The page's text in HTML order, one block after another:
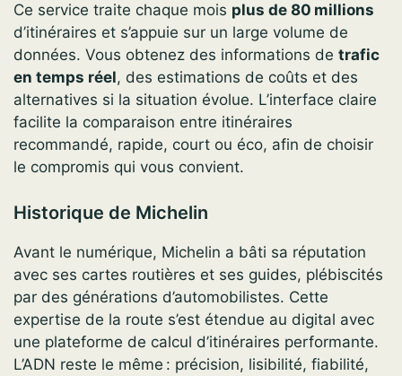
Ce service traite chaque mois plus de 80 millions
d’itinéraires et s’appuie sur un large volume de
données. Vous obtenez des informations de trafic
en temps réel, des estimations de coûts et des
alternatives si la situation évolue. L’interface claire
facilite la comparaison entre itinéraires
recommandé, rapide, court ou éco, afin de choisir
le compromis qui vous convient.
Historique de Michelin
Avant le numérique, Michelin a bâti sa réputation
avec ses cartes routières et ses guides, plébiscités
par des générations d’automobilistes. Cette
expertise de la route s’est étendue au digital avec
une plateforme de calcul d’itinéraires performante.
L’ADN reste le même : précision, lisibilité, fiabilité,